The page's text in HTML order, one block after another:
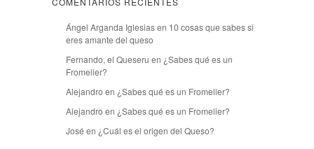
Ángel Arganda Iglesiasen 10 cosas que sabes si
eres amante del queso
Fernando, el Queseru en ¿Sabes qué es un
Fromelier?
Alejandro en ¿Sabes qué es un Fromelier?
Alejandro en ¿Sabes qué es un Fromelier?
José en ¿Cuál es el origen del Queso?